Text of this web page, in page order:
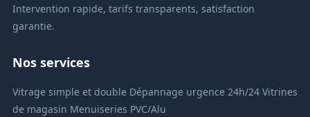
Intervention rapide, tarifs transparents, satisfaction
garantie.
Nos services
Vitrage simple et double Dépannage urgence 24h/24 Vitrines
de magasin Menuiseries PVC/Alu